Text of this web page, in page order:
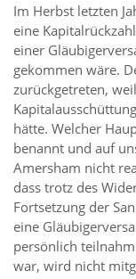
Im Herbst letzten
eine
einer
gekommen wäre.
zurückgetreten,
hätte. Welcher
benannt und auf
Amersham nicht
dass trotz des
Fortsetzung der
eine
persönlich
war, wird nicht